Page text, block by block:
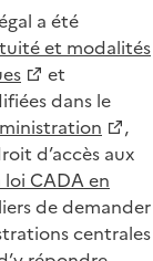
a été
et modalités
et
dans le
,
d’accès aux
loi CADA en
de demander
centrales